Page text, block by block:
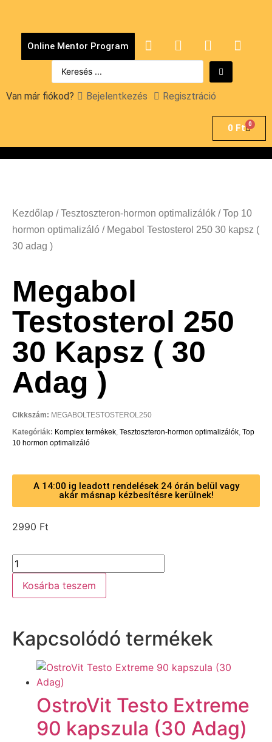
Online Mentor Program
Van már fiókod? Bejelentkezés Regisztráció
0 Ft 0
Kezdőlap /Tesztoszteron-hormon optimalizálók /Top 10
hormon optimalizáló / Megabol Testosterol 250 30 kapsz (
30 adag )
Megabol
Testosterol 250
30 Kapsz ( 30
Adag )
Cikkszám: MEGABOLTESTOSTEROL250
Kategóriák: Komplex termékek, Tesztoszteron-hormon optimalizálók, Top
10 hormon optimalizáló
A 14:00 ig leadott rendelések 24 órán belül vagy
akár másnap kézbesítésre kerülnek!
2990 Ft
Kosárba teszem
Kapcsolódó termékek
OstroVit Testo Extreme
90 kapszula (30 Adag)